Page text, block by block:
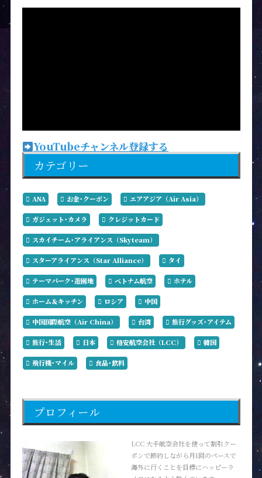
YouTubeチャンネル登録する
カテゴリー
ANA お金･クーポン エアアジア（Air Asia）
ガジェット･カメラ クレジットカード
スカイチーム･アライアンス（Skyteam）
スターアライアンス（Star Alliance） タイ
テーマパーク･遊園地 ベトナム航空 ホテル
ホーム＆キッチン ロシア 中国
中国国際航空（Air China） 台湾 旅行グッズ･アイテム
旅行･生活 日本 格安航空会社（LCC） 韓国
飛行機･マイル 食品･飲料
プロフィール
LCC 大手航空会社を使って割引クー
ポンで節約しながら月1回のペースで
海外に行くことを目標にハッピーラ